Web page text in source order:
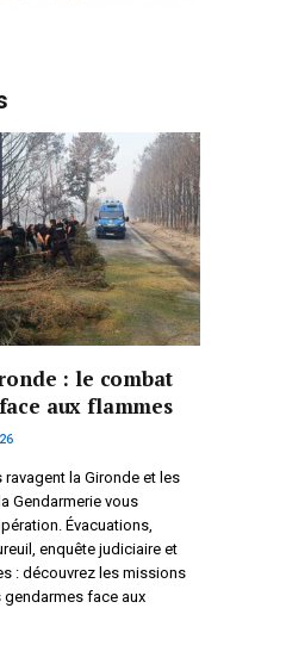
: le combat
aux flammes
la Gironde et les
Gendarmerie vous
Évacuations,
enquête judiciaire et
: découvrez les missions
face aux